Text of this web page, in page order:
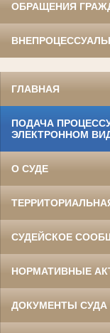
ОБРАЩЕНИЯ
ГЛАВНАЯ
ПОДАЧА
ЭЛЕКТРОННОМ
О СУДЕ
СУДЕЙСКОЕ
НОРМАТИВНЫЕ
ДОКУМЕНТЫ СУДА